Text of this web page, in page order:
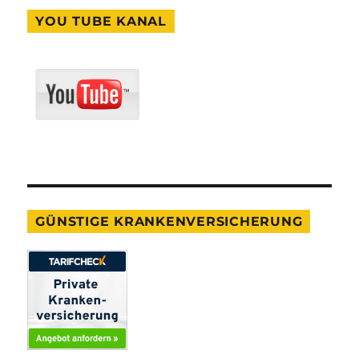
YOU TUBE KANAL
GÜNSTIGE KRANKENVERSICHERUNG